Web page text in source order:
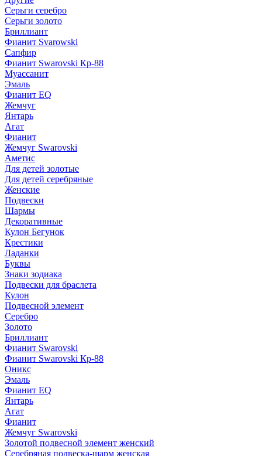
Серьги серебро
Серьги золото
Бриллиант
Фианит Svarowski
Сапфир
Фианит Swarovski Кр-88
Муассанит
Эмаль
Фианит EQ
Жемчуг
Янтарь
Агат
Фианит
Жемчуг Swarovski
Аметис
Для детей золотые
Для детей серебряные
Женские
Подвески
Шармы
Декоративные
Кулон Бегунок
Крестики
Ладанки
Буквы
Знаки зодиака
Подвески для браслета
Кулон
Подвесной элемент
Серебро
Золото
Бриллиант
Фианит Swarovski
Фианит Swarovski Кр-88
Оникс
Эмаль
Фианит EQ
Янтарь
Агат
Фианит
Жемчуг Swarovski
Золотой подвесной элемент женcкий
Серебряная подвеска-шарм женская